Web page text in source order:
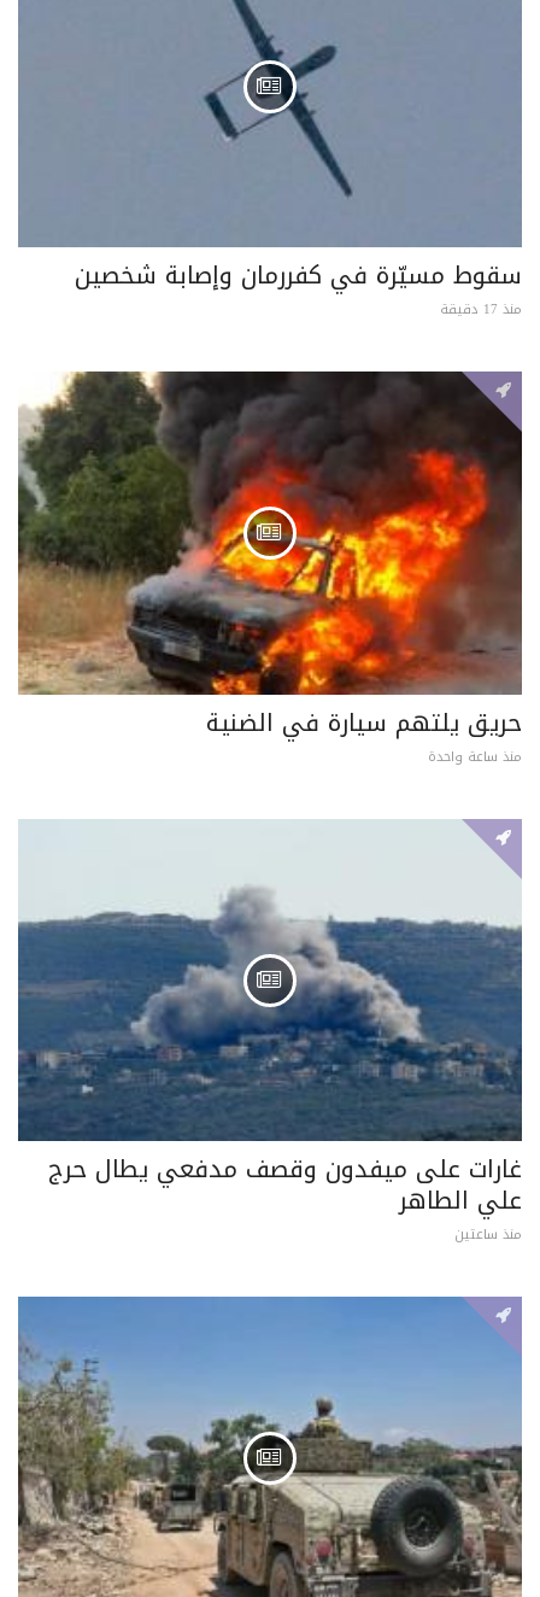
سقوط مسيّرة في كفررمان وإصابة شخصين
منذ 17 دقيقة
حريق يلتهم سيارة في الضنية
منذ ساعة واحدة
غارات على ميفدون وقصف مدفعي يطال حرج
علي الطاهر
منذ ساعتين